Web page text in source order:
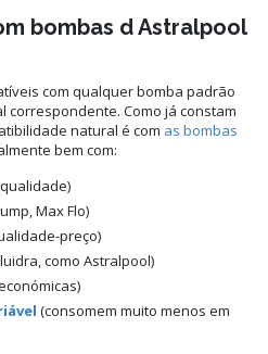
bombas d Astralpool
com qualquer bomba padrão
correspondente. Como já constam
natural é com as bombas
bem com:
Max Flo)
preço)
como Astralpool)
(consomem muito menos em